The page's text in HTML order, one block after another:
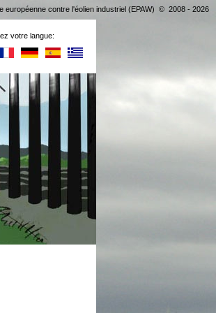
votre langue:
européenne contre l'éolien industriel (EPAW) © 2008 - 2026